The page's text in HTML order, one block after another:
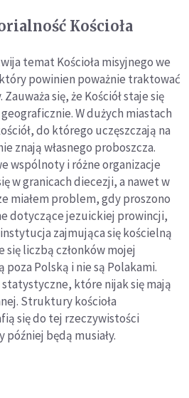
Kościoła
temat Kościoła misyjnego we
powinien poważnie traktować
się, że Kościół staje się
W dużych miastach
do którego uczęszczają na
znają własnego proboszcza.
wspólnoty i różne organizacje
w granicach diecezji, a nawet w
miałem problem, gdy proszono
dotyczące jezuickiej prowincji,
zajmująca się kościelną
liczbą członków mojej
Polską i nie są Polakami.
statystyczne, które nijak się mają
Struktury kościoła
się do tej rzeczywistości
później będą musiały.